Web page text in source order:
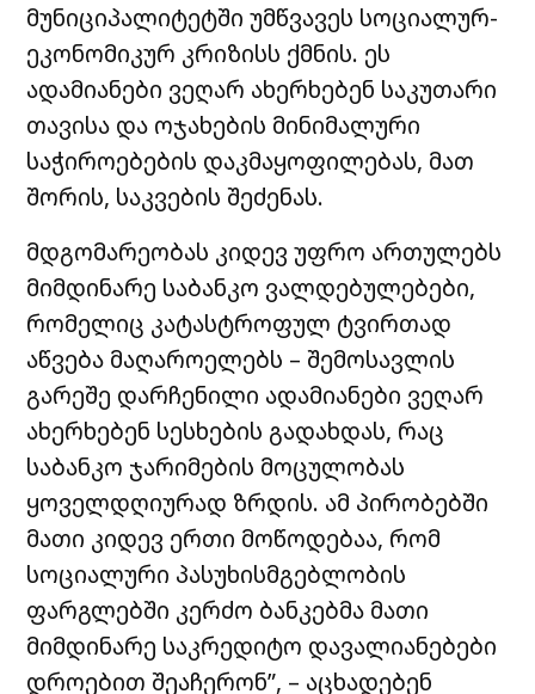
მუნიციპალიტეტში უმწვავეს სოციალურ-
ეკონომიკურ კრიზისს ქმნის. ეს
ადამიანები ვეღარ ახერხებენ საკუთარი
თავისა და ოჯახების მინიმალური
საჭიროებების დაკმაყოფილებას, მათ
შორის, საკვების შეძენას.
მდგომარეობას კიდევ უფრო ართულებს
მიმდინარე საბანკო ვალდებულებები,
რომელიც კატასტროფულ ტვირთად
აწვება მაღაროელებს – შემოსავლის
გარეშე დარჩენილი ადამიანები ვეღარ
ახერხებენ სესხების გადახდას, რაც
საბანკო ჯარიმების მოცულობას
ყოველდღიურად ზრდის. ამ პირობებში
მათი კიდევ ერთი მოწოდებაა, რომ
სოციალური პასუხისმგებლობის
ფარგლებში კერძო ბანკებმა მათი
მიმდინარე საკრედიტო დავალიანებები
დროებით შეაჩერონ”, – აცხადებენ